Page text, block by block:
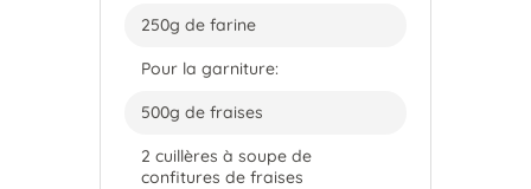
250g de farine
Pour la garniture:
500g de fraises
2 cuillères à soupe de
confitures de fraises